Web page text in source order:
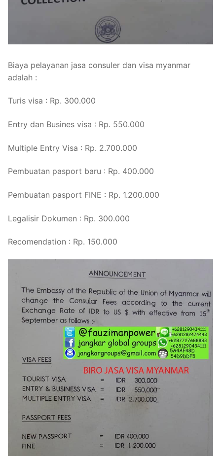
Biaya pelayanan jasa consuler dan visa myanmar
adalah :
Turis visa : Rp. 300.000
Entry dan Busines visa : Rp. 550.000
Multiple Entry Visa : Rp. 2.700.000
Pembuatan pasport baru : Rp. 400.000
Pembuatan pasport FINE : Rp. 1.200.000
Legalisir Dokumen : Rp. 300.000
Recomendation : Rp. 150.000